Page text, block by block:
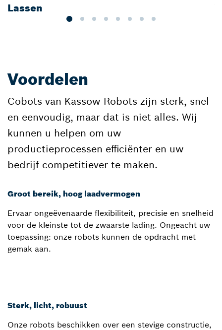
Lassen
Voordelen
Cobots van Kassow Robots zijn sterk, snel
en eenvoudig, maar dat is niet alles. Wij
kunnen u helpen om uw
productieprocessen efficiënter en uw
bedrijf competitiever te maken.
Groot bereik, hoog laadvermogen
Ervaar ongeëvenaarde flexibiliteit, precisie en snelheid
voor de kleinste tot de zwaarste lading. Ongeacht uw
toepassing: onze robots kunnen de opdracht met
gemak aan.
Sterk, licht, robuust
Onze robots beschikken over een stevige constructie,